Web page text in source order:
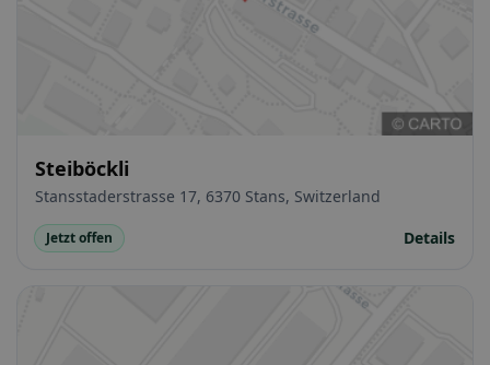
Steiböckli
Stansstaderstrasse 17, 6370 Stans, Switzerland
Jetzt offen Details